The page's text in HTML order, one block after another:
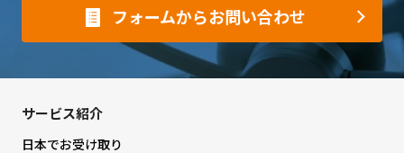
フォームからお問い合わせ
サービス紹介
日本でお受け取り